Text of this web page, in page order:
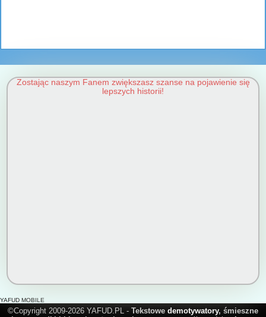
Zostając naszym Fanem zwiększasz szanse na pojawienie się
lepszych historii!
YAFUD MOBILE
©Copyright 2009-2026 YAFUD.PL - Tekstowe demotywatory, śmieszne